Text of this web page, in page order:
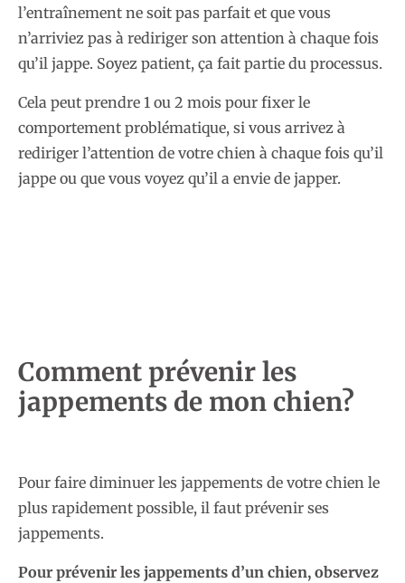
l’entraînement ne soit pas parfait et que vous
n’arriviez pas à rediriger son attention à chaque fois
qu’il jappe. Soyez patient, ça fait partie du processus.
Cela peut prendre 1 ou 2 mois pour fixer le
comportement problématique, si vous arrivez à
rediriger l’attention de votre chien à chaque fois qu’il
jappe ou que vous voyez qu’il a envie de japper.
Comment prévenir les
jappements de mon chien?
Pour faire diminuer les jappements de votre chien le
plus rapidement possible, il faut prévenir ses
jappements.
Pour prévenir les jappements d’un chien, observez